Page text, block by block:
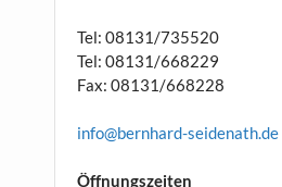
Tel: 08131/735520
Tel: 08131/668229
Fax: 08131/668228
info@bernhard-seidenath.de
Öffnungszeiten